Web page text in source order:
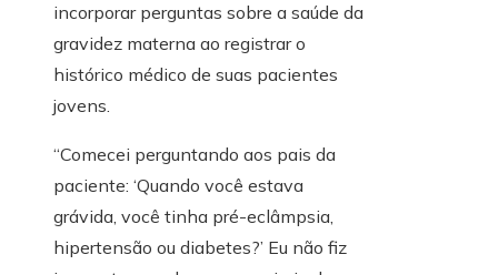
incorporar perguntas sobre a saúde da
gravidez materna ao registrar o
histórico médico de suas pacientes
jovens.
“Comecei perguntando aos pais da
paciente: ‘Quando você estava
grávida, você tinha pré-eclâmpsia,
hipertensão ou diabetes?’ Eu não fiz